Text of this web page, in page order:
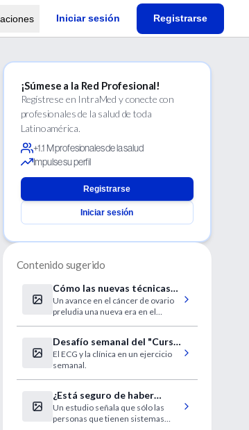
Iniciar sesión Registrarse
¡Súmese a la Red Profesional!
Regístrese en IntraMed y conecte con
profesionales de la salud de toda
Latinoamérica.
+1.1 M profesionales de la salud
Impulse su perfil
Registrarse
Iniciar sesión
Contenido sugerido
Cómo las nuevas técnicas
de secuenciación influyen
en la clínica
Un avance en el cáncer de ovario
preludia una nueva era en el
Desafío semanal del "Curso
a distancia de ECG"
El ECG y la clínica en un ejercicio
semanal.
¿Está seguro de haber
eliminado los microbios del
baño?
Un estudio señala que sólo las
personas que tienen sistemas